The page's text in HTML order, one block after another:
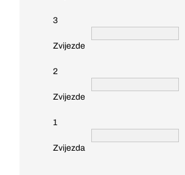
3
Zvijezde
2
Zvijezde
1
Zvijezda